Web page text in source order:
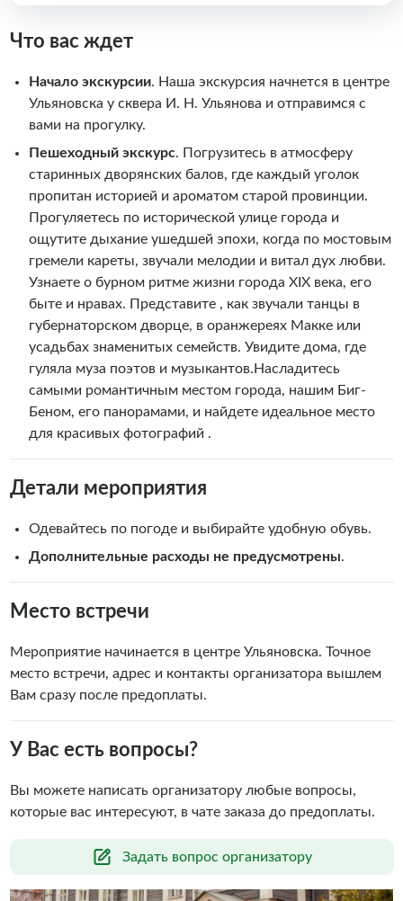
Что вас ждет
Начало экскурсии. Наша экскурсия начнется в центре
Ульяновска у сквера И. Н. Ульянова и отправимся с
вами на прогулку.
Пешеходный экскурс. Погрузитесь в атмосферу
старинных дворянских балов, где каждый уголок
пропитан историей и ароматом старой провинции.
Прогуляетесь по исторической улице города и
ощутите дыхание ушедшей эпохи, когда по мостовым
гремели кареты, звучали мелодии и витал дух любви.
Узнаете о бурном ритме жизни города XIX века, его
быте и нравах. Представите , как звучали танцы в
губернаторском дворце, в оранжереях Макке или
усадьбах знаменитых семейств. Увидите дома, где
гуляла муза поэтов и музыкантов.Насладитесь
самыми романтичным местом города, нашим Биг-
Беном, его панорамами, и найдете идеальное место
для красивых фотографий .
Детали мероприятия
Одевайтесь по погоде и выбирайте удобную обувь.
Дополнительные расходы не предусмотрены.
Место встречи
Мероприятие начинается в центре Ульяновска. Точное
место встречи, адрес и контакты организатора вышлем
Вам сразу после предоплаты.
У Вас есть вопросы?
Задать вопрос организатору
Вы можете написать организатору любые вопросы,
которые вас интересуют, в чате заказа до предоплаты.